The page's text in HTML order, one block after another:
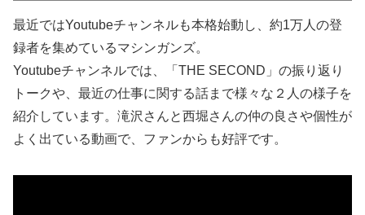
最近ではYoutubeチャンネルも本格始動し、約1万人の登
録者を集めているマシンガンズ。
Youtubeチャンネルでは、「THE SECOND」の振り返り
トークや、最近の仕事に関する話まで様々な２人の様子を
紹介しています。滝沢さんと西堀さんの仲の良さや個性が
よく出ている動画で、ファンからも好評です。